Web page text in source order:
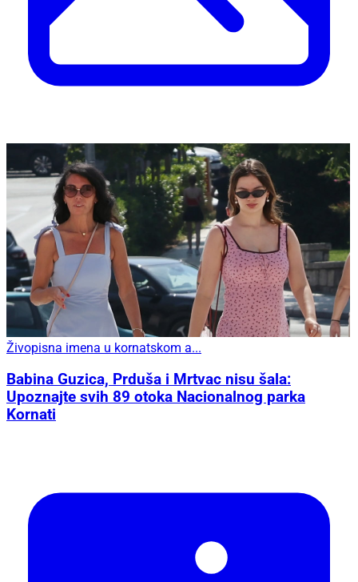
Živopisna imena u kornatskom a...
Babina Guzica, Prduša i Mrtvac nisu šala:
Upoznajte svih 89 otoka Nacionalnog parka
Kornati